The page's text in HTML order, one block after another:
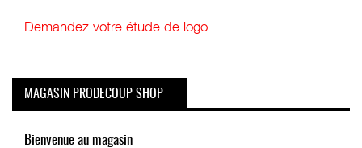
Demandez votre étude de logo
MAGASIN PRODECOUP SHOP
Bienvenue au magasin